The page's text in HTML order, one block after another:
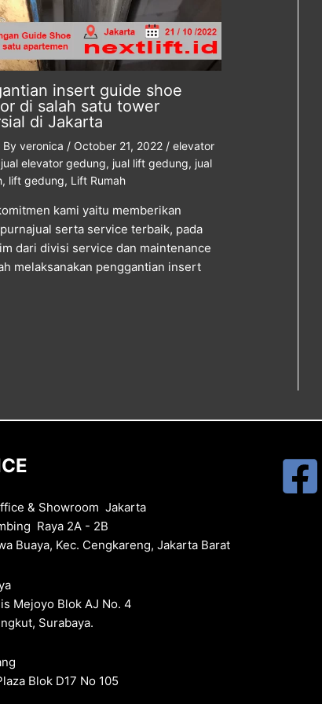
insert guide shoe
di salah satu tower
di Jakarta
By veronica / October 21, 2022 / elevator
jual elevator gedung, jual lift gedung, jual
, lift gedung, Lift Rumah
kami yaitu memberikan
serta service terbaik, pada
dari divisi service dan maintenance
melaksanakan penggantian insert
& Showroom Jakarta
Raya 2A - 2B
Buaya, Kec. Cengkareng, Jakarta Barat
Mejoyo Blok AJ No. 4
Surabaya.
Blok D17 No 105